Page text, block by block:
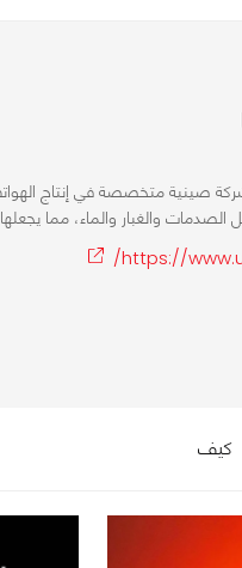
الصدمات والغبار والماء، مما
https://
كيف